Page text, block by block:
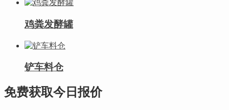
鸡粪发酵罐
铲车料仓
免费获取今日报价